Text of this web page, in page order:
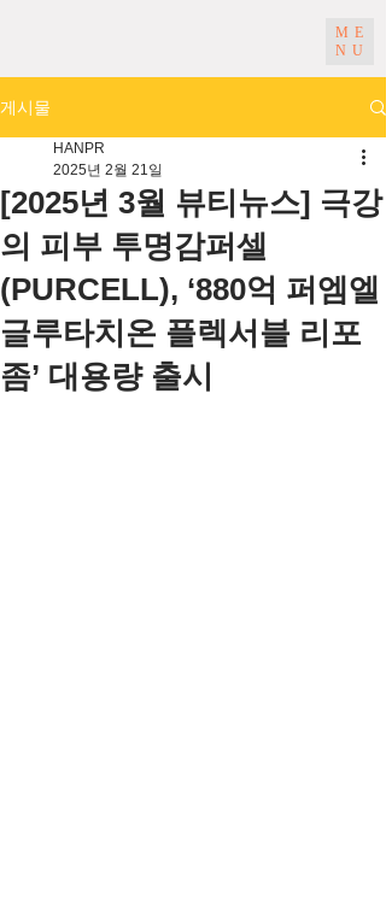
ME
NU
게시물
[2025년 3월 뷰티뉴스] 극강
의 피부 투명감퍼셀
(PURCELL), ‘880억 퍼엠엘
글루타치온 플렉서블 리포
좀’ 대용량 출시
HANPR
2025년 2월 21일